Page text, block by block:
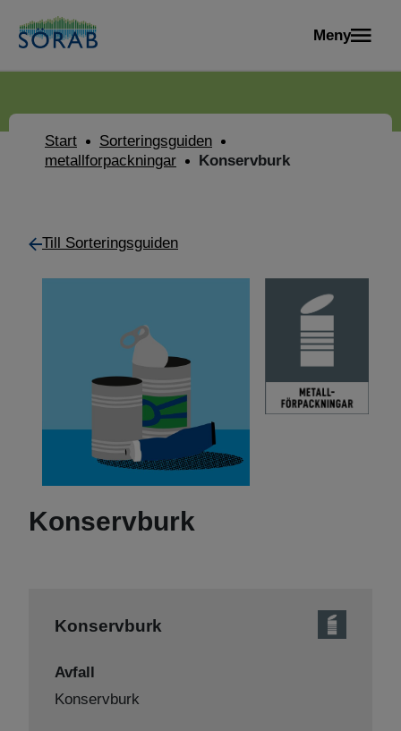
Meny
Start
Sorteringsguiden
metallforpackningar
Konservburk
Till Sorteringsguiden
Konservburk
Konservburk
Avfall
Konservburk